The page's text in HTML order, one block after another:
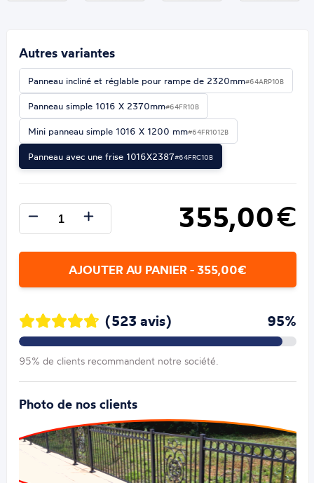
Autres variantes
Panneau incliné et réglable pour rampe de 2320mm#64ARP10B
Panneau simple 1016 X 2370mm#64FR10B
Mini panneau simple 1016 X 1200 mm#64FR1012B
Panneau avec une frise 1016X2387#64FRC10B
355,00€
AJOUTER AU PANIER - 355,00€
(523 avis) 95%
95% de clients recommandent notre société.
Photo de nos clients